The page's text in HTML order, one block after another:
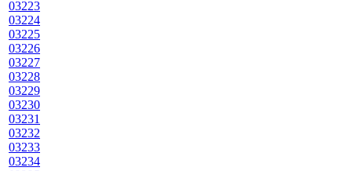
03223
03224
03225
03226
03227
03228
03229
03230
03231
03232
03233
03234